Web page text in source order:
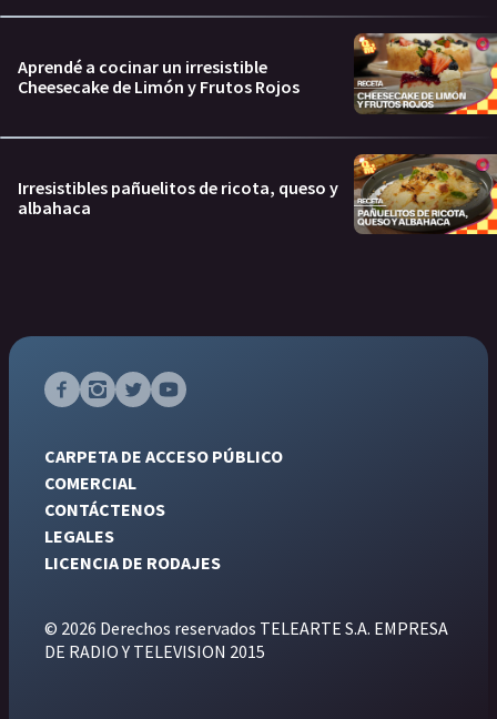
Aprendé a cocinar un irresistible
Cheesecake de Limón y Frutos Rojos
Irresistibles pañuelitos de ricota, queso y
albahaca
CARPETA DE ACCESO PÚBLICO
COMERCIAL
CONTÁCTENOS
LEGALES
LICENCIA DE RODAJES
© 2026 Derechos reservados TELEARTE S.A. EMPRESA
DE RADIO Y TELEVISION 2015